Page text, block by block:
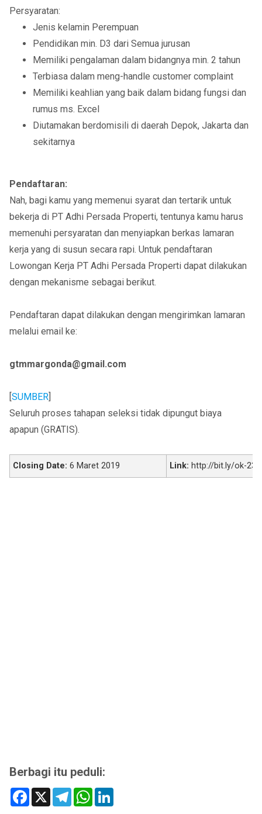
Persyaratan:
Jenis kelamin Perempuan
Pendidikan min. D3 dari Semua jurusan
Memiliki pengalaman dalam bidangnya min. 2 tahun
Terbiasa dalam meng-handle customer complaint
Memiliki keahlian yang baik dalam bidang fungsi dan
rumus ms. Excel
Diutamakan berdomisili di daerah Depok, Jakarta dan
sekitarnya
Pendaftaran:
Nah, bagi kamu yang memenui syarat dan tertarik untuk
bekerja di PT Adhi Persada Properti, tentunya kamu harus
memenuhi persyaratan dan menyiapkan berkas lamaran
kerja yang di susun secara rapi. Untuk pendaftaran
Lowongan Kerja PT Adhi Persada Properti dapat dilakukan
dengan mekanisme sebagai berikut.
Pendaftaran dapat dilakukan dengan mengirimkan lamaran
melalui email ke:
gtmmargonda@gmail.com
[SUMBER]
Seluruh proses tahapan seleksi tidak dipungut biaya
apapun (GRATIS).
Closing Date: 6 Maret 2019 Link: http://bit.ly/ok-239
Berbagi itu peduli:
F
X
T
e
W